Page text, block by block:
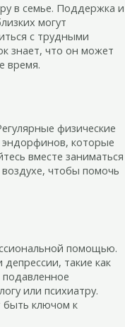
в семье. Поддержка и
могут
с трудными
знает, что он может
время.
физические
эндорфинов, которые
вместе заниматься
чтобы помочь
помощью.
такие как
или психиатру.
ключом к